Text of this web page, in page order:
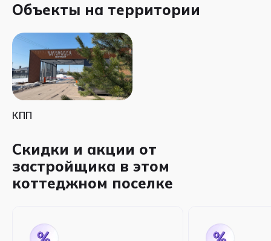
Объекты на территории
КПП
Скидки и акции от
застройщика в этом
коттеджном поселке